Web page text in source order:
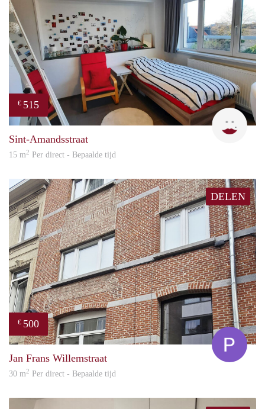
€ 515
Julie
Sint-Amandsstraat
15 m2 Per direct - Bepaalde tijd
DELEN
€ 500
Pol
Jan Frans Willemstraat
30 m2 Per direct - Bepaalde tijd